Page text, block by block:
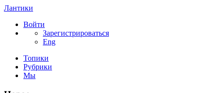
Лантики
Войти
Зарегистрироваться
Eng
Топики
Рубрики
Мы